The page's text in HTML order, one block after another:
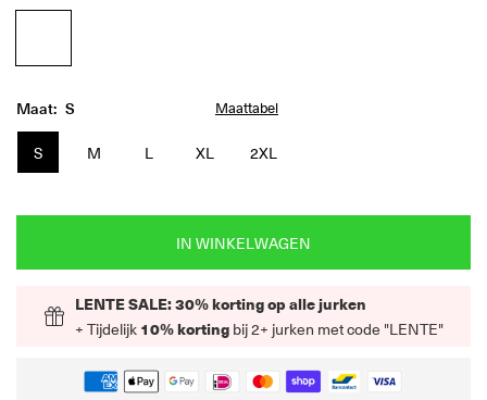
Maat: S Maattabel
S M L XL 2XL
IN WINKELWAGEN
LENTE SALE: 30% korting op alle jurken
+ Tijdelijk 10% kortingbij 2+ jurken met code "LENTE"